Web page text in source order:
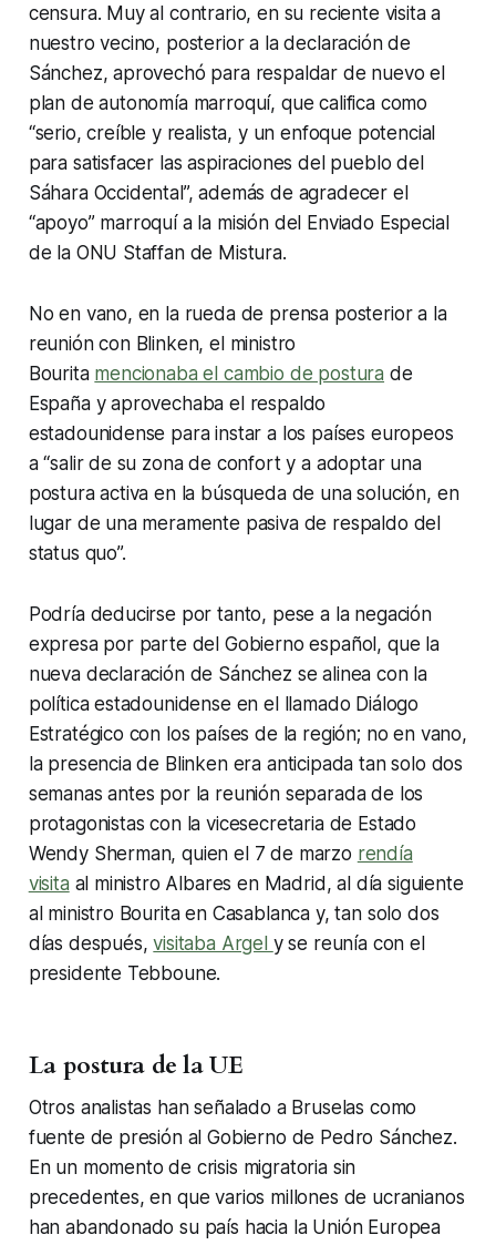
censura. Muy al contrario, en su reciente visita a
nuestro vecino, posterior a la declaración de
Sánchez, aprovechó para respaldar de nuevo el
plan de autonomía marroquí, que califica como
“serio, creíble y realista, y un enfoque potencial
para satisfacer las aspiraciones del pueblo del
Sáhara Occidental”, además de agradecer el
“apoyo” marroquí a la misión del Enviado Especial
de la ONU Staffan de Mistura.
No en vano, en la rueda de prensa posterior a la
reunión con Blinken, el ministro
Bourita mencionaba el cambio de postura de
España y aprovechaba el respaldo
estadounidense para instar a los países europeos
a “salir de su zona de confort y a adoptar una
postura activa en la búsqueda de una solución, en
lugar de una meramente pasiva de respaldo del
status quo”.
Podría deducirse por tanto, pese a la negación
expresa por parte del Gobierno español, que la
nueva declaración de Sánchez se alinea con la
política estadounidense en el llamado Diálogo
Estratégico con los países de la región; no en vano,
la presencia de Blinken era anticipada tan solo dos
semanas antes por la reunión separada de los
protagonistas con la vicesecretaria de Estado
Wendy Sherman, quien el 7 de marzo rendía
visita al ministro Albares en Madrid, al día siguiente
al ministro Bourita en Casablanca y, tan solo dos
días después,visitaba Argel y se reunía con el
presidente Tebboune.
La postura de la UE
Otros analistas han señalado a Bruselas como
fuente de presión al Gobierno de Pedro Sánchez.
En un momento de crisis migratoria sin
precedentes, en que varios millones de ucranianos
han abandonado su país hacia la Unión Europea